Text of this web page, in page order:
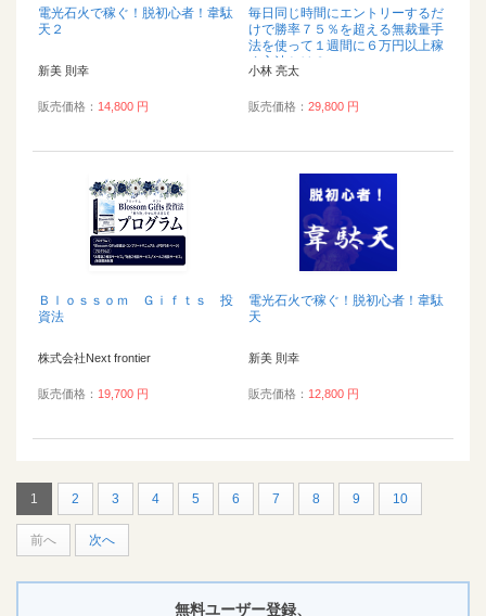
電光石火で稼ぐ！脱初心者！韋駄
天２
新美 則幸
販売価格： 14,800 円
毎日同じ時間にエントリーするだ
けで勝率７５％を超える無裁量手
法を使って１週間に６万円以上稼
ぐ方法とは？...
小林 亮太
販売価格： 29,800 円
Ｂｌｏｓｓｏｍ Ｇｉｆｔｓ 投
資法
株式会社Next frontier
販売価格： 19,700 円
電光石火で稼ぐ！脱初心者！韋駄
天
新美 則幸
販売価格： 12,800 円
1 2 3 4 5 6 7 8 9 10
前へ 次へ
無料ユーザー登録、